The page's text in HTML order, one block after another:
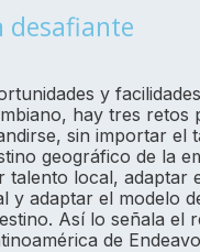
desafiante
y
hay tres retos
sin importar el
geográfico de la
talento local, adaptar
y adaptar el modelo
Así lo señala el
de